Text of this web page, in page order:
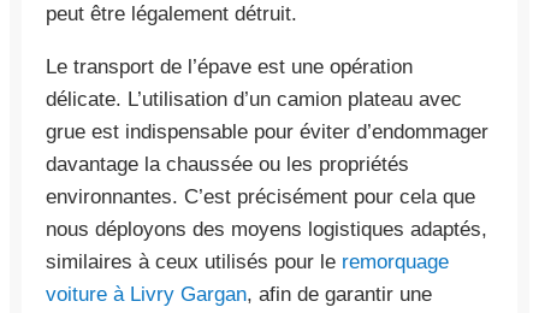
peut être légalement détruit.
Le transport de l’épave est une opération
délicate. L’utilisation d’un camion plateau avec
grue est indispensable pour éviter d’endommager
davantage la chaussée ou les propriétés
environnantes. C’est précisément pour cela que
nous déployons des moyens logistiques adaptés,
similaires à ceux utilisés pour le remorquage
voiture à Livry Gargan, afin de garantir une